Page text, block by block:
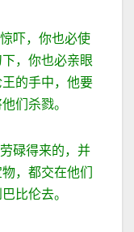
吓，你也必使
，你也必亲眼
的手中，他要
们杀戮。
碌得来的，并
，都交在他们
比伦去。